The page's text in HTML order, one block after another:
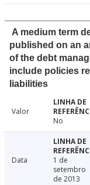
A medium term
published on an
of the debt
include policies
liabilities
Valor
No
Data
1 de
setembro
de 2013